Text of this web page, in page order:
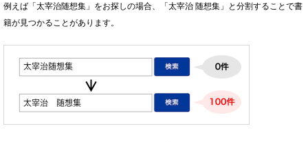
例えば「太宰治随想集」をお探しの場合、「太宰治 随想集」と分割することで書
籍が見つかることがあります。